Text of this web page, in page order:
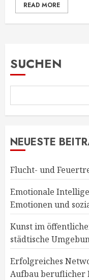
READ MORE
SUCHEN
NEUESTE
Flucht- und
Emotionale
Emotionen und
Kunst im
städtische
Erfolgreiches
Aufbau beruflicher